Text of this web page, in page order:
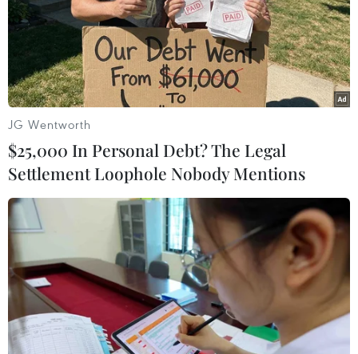
Đâm dao ở trung tâm London, một
nữ nghi phạm bị bắt giữ
05/08/2026 15:07
Công an Lào Cai kịp thời cứu nạn, hỗ
trợ người dân trong tình huống khẩn
cấp
05/08/2026 10:10
Hơn 100 người thiệt mạng trong mùa
mưa khốc liệt ở Ấn Độ
05/08/2026 09:39
JG Wentworth
$25,000 In Personal Debt? The Legal
Settlement Loophole Nobody Mentions